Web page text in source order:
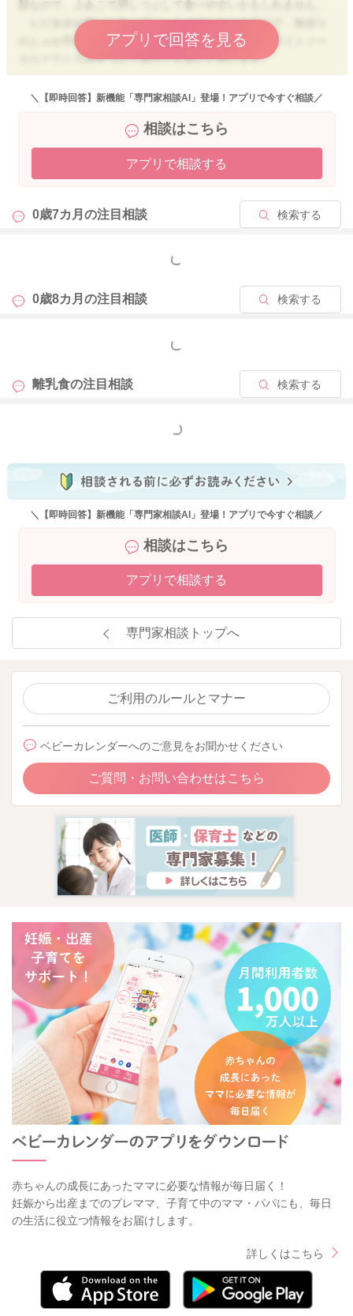
類なので、上あごで押しつぶして食べやすいかもしれません。
ただ水分が無いと食べずらいものでもありますので、角切り
のじゃが芋やかぼちゃなどをお粥などにぜたり、ホワイトソー
スなどでとろみをつけてあげても良いと思います。
・角切りの食材をスープに入れたり、とろみをつけたりという
ペースト状に混ぜるという方法でも大丈夫です。 お子様の口
がもぐもぐ動いているか確認しながら進めていかれると良いで
・自分の目で見たものを手で触れるという行為はとても良い状
況です。目と手の協働運動が獲得されていますね。 手づかみ
触ったり、興味があるものを舐めたりという行動も悪くはあり
見守りの精神で良いと思います。ただ、遊び食べと区別する為
に、そのような行動が長く継続する場合は、時間をみて切り上
アプリで回答を見る
＼【即時回答】新機能「専門家相談AI」登場！アプリで今すぐ相談／
相談はこちら
アプリで相談する
0歳7カ月の注目相談 検索する
もっと見る
0歳8カ月の注目相談 検索する
もっと見る
離乳食の注目相談 検索する
もっと見る
＼【即時回答】新機能「専門家相談AI」登場！アプリで今すぐ相談／
相談はこちら
アプリで相談する
専門家相談トップへ
ご利用のルールとマナー
ベビーカレンダーへのご意見をお聞かせください
ご質問・お問い合わせはこちら
赤ちゃんの成長にあったママに必要な情報が毎日届く！
妊娠から出産までのプレママ、子育て中のママ・パパにも、毎日
の生活に役立つ情報をお届けします。
詳しくはこちら